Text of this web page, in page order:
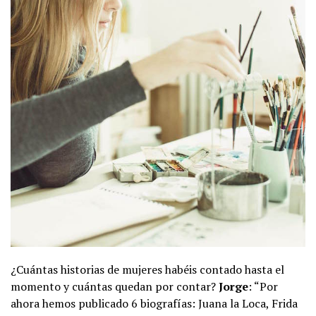
¿Cuántas historias de mujeres habéis contado hasta el
momento y cuántas quedan por contar?Jorge: “Por
ahora hemos publicado 6 biografías: Juana la Loca, Frida